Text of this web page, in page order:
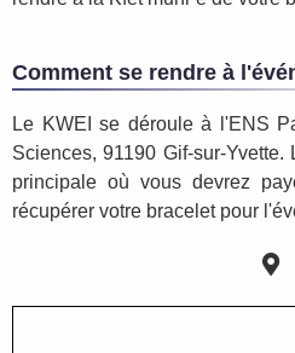
Comment se rendre à
Le KWEI se déroule à l'ENS
Sciences, 91190 Gif-sur-
principale où vous devrez
récupérer votre bracelet pour